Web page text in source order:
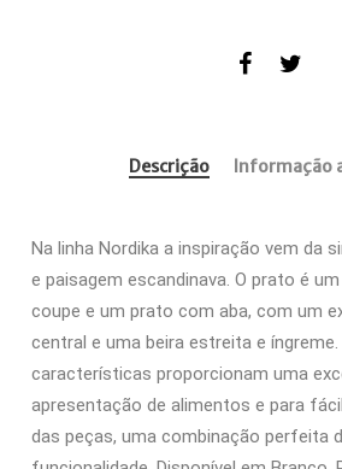
Descrição Informação
Na linha Nordika a inspiração vem da
e paisagem escandinava. O prato é
coupe e um prato com aba, com um
central e uma beira estreita e
características proporcionam uma
apresentação de alimentos e para
das peças, uma combinação perfeita